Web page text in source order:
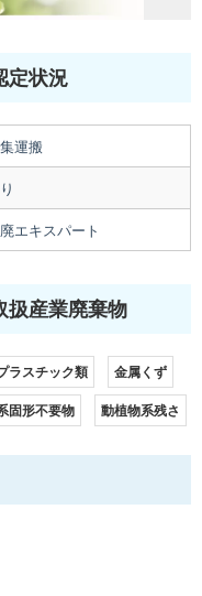
定状況
運搬
エキスパート
扱産業廃棄物
ラスチック類
金属くず
固形不要物 動植物系残さ